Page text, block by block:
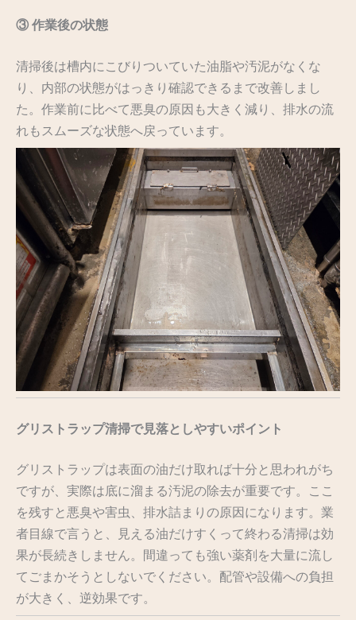
③ 作業後の状態
清掃後は槽内にこびりついていた油脂や汚泥がなくな
り、内部の状態がはっきり確認できるまで改善しまし
た。作業前に比べて悪臭の原因も大きく減り、排水の流
れもスムーズな状態へ戻っています。
グリストラップ清掃で見落としやすいポイント
グリストラップは表面の油だけ取れば十分と思われがち
ですが、実際は底に溜まる汚泥の除去が重要です。ここ
を残すと悪臭や害虫、排水詰まりの原因になります。業
者目線で言うと、見える油だけすくって終わる清掃は効
果が長続きしません。間違っても強い薬剤を大量に流し
てごまかそうとしないでください。配管や設備への負担
が大きく、逆効果です。